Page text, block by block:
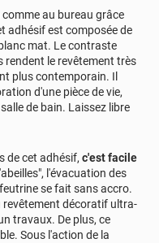
au bureau grâce
adhésif est composée de
mat. Le contraste
rendent le revêtement très
plus contemporain. Il
d'une pièce de vie,
de bain. Laissez libre
de cet adhésif, c'est facile
l'évacuation des
se fait sans accro.
décoratif ultra-
travaux. De plus, ce
Sous l'action de la